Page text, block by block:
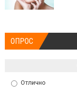
ОПРОС
Отлично